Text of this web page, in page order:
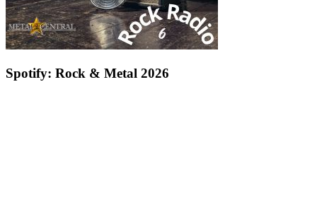
Spotify: Rock & Metal 2026